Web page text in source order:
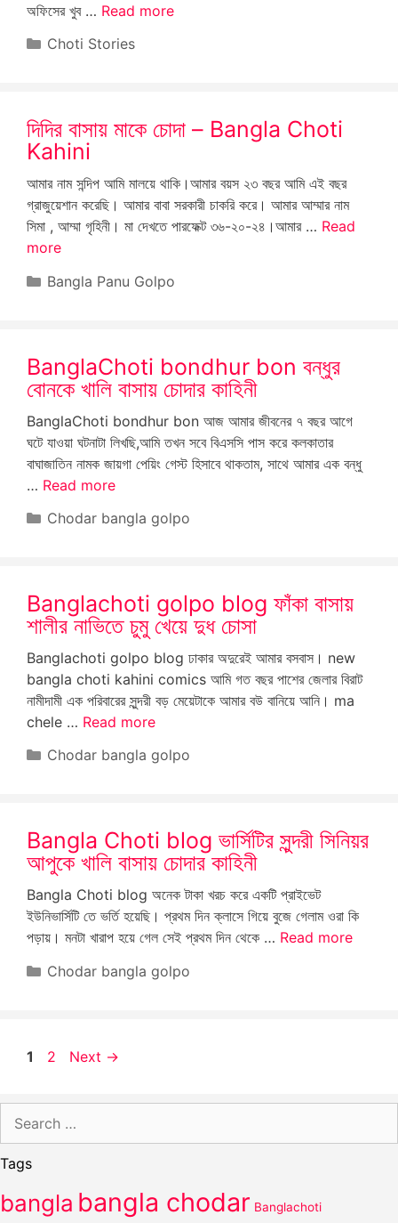
অফিসের খুব … Read more
Categories
Choti Stories
দিদির বাসায় মাকে চোদা – Bangla Choti
Kahini
আমার নাম সন্দিপ আমি মালয়ে থাকি।আমার বয়স ২৩ বছর আমি এই বছর
গ্রাজুয়েশান করেছি। আমার বাবা সরকারী চাকরি করে। আমার আম্মার নাম
সিমা , আম্মা গৃহিনী। মা দেখতে পারফেক্ট ৩৬-২০-২৪।আমার … Read
more
Categories
Bangla Panu Golpo
BanglaChoti bondhur bon বন্ধুর
বোনকে খালি বাসায় চোদার কাহিনী
BanglaChoti bondhur bon আজ আমার জীবনের ৭ বছর আগে
ঘটে যাওয়া ঘটনাটা লিখছি,আমি তখন সবে বিএসসি পাস করে কলকাতার
বাঘাজাতিন নামক জায়গা পেয়িং গেস্ট হিসাবে থাকতাম, সাথে আমার এক বন্ধু
… Read more
Categories
Chodar bangla golpo
Banglachoti golpo blog ফাঁকা বাসায়
শালীর নাভিতে চুমু খেয়ে দুধ চোসা
Banglachoti golpo blog ঢাকার অদুরেই আমার বসবাস। new
bangla choti kahini comics আমি গত বছর পাশের জেলার বিরাট
নামীদামী এক পরিবারের সুন্দরী বড় মেয়েটাকে আমার বউ বানিয়ে আনি। ma
chele … Read more
Categories
Chodar bangla golpo
Bangla Choti blog ভার্সিটির সুন্দরী সিনিয়র
আপুকে খালি বাসায় চোদার কাহিনী
Bangla Choti blog অনেক টাকা খরচ করে একটি প্রাইভেট
ইউনিভার্সিটি তে ভর্তি হয়েছি। প্রথম দিন ক্লাসে গিয়ে বুজে গেলাম ওরা কি
পড়ায়। মনটা খারাপ হয়ে গেল সেই প্রথম দিন থেকে … Read more
Categories
Chodar bangla golpo
Page
1 Page
2 Next →
for:
Tags
bangla bangla chodar Banglachoti